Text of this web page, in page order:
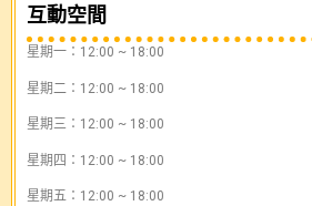
互動空間
星期一：12:00 ~ 18:00
星期二：12:00 ~ 18:00
星期三：12:00 ~ 18:00
星期四：12:00 ~ 18:00
星期五：12:00 ~ 18:00